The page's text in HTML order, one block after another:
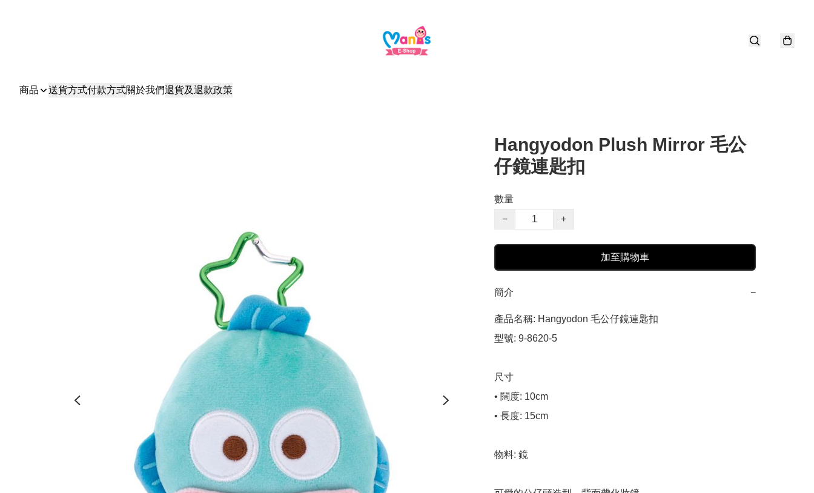
商品 送貨方式付款方式關於我們退貨及退款政策
Hangyodon Plush Mirror 毛公
仔鏡連匙扣
數量
−
+
加至購物車
簡介 −
產品名稱: Hangyodon 毛公仔鏡連匙扣
型號: 9-8620-5
尺寸
• 闊度: 10cm
• 長度: 15cm
物料: 鏡